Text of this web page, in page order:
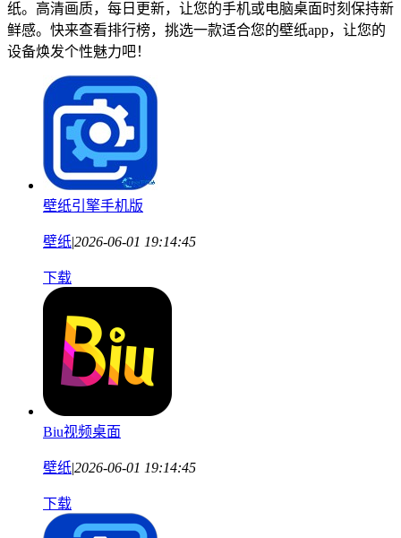
纸。高清画质，每日更新，让您的手机或电脑桌面时刻保持新
鲜感。快来查看排行榜，挑选一款适合您的壁纸app，让您的
设备焕发个性魅力吧！
壁纸引擎手机版
壁纸2026-06-01 19:14:45
下载
Biu视频桌面
壁纸2026-06-01 19:14:45
下载